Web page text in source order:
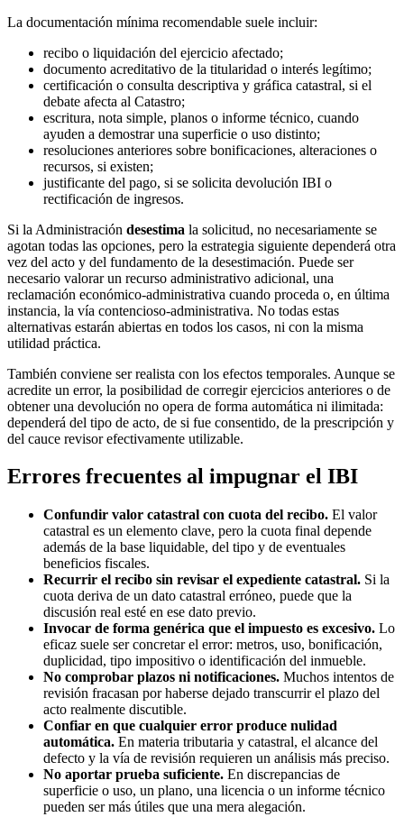
La documentación mínima recomendable suele incluir:
recibo o liquidación del ejercicio afectado;
documento acreditativo de la titularidad o interés legítimo;
certificación o consulta descriptiva y gráfica catastral, si el
debate afecta al Catastro;
escritura, nota simple, planos o informe técnico, cuando
ayuden a demostrar una superficie o uso distinto;
resoluciones anteriores sobre bonificaciones, alteraciones o
recursos, si existen;
justificante del pago, si se solicita devolución IBI o
rectificación de ingresos.
Si la Administración desestima la solicitud, no necesariamente se
agotan todas las opciones, pero la estrategia siguiente dependerá otra
vez del acto y del fundamento de la desestimación. Puede ser
necesario valorar un recurso administrativo adicional, una
reclamación económico-administrativa cuando proceda o, en última
instancia, la vía contencioso-administrativa. No todas estas
alternativas estarán abiertas en todos los casos, ni con la misma
utilidad práctica.
También conviene ser realista con los efectos temporales. Aunque se
acredite un error, la posibilidad de corregir ejercicios anteriores o de
obtener una devolución no opera de forma automática ni ilimitada:
dependerá del tipo de acto, de si fue consentido, de la prescripción y
del cauce revisor efectivamente utilizable.
Errores frecuentes al impugnar el IBI
Confundir valor catastral con cuota del recibo. El valor
catastral es un elemento clave, pero la cuota final depende
además de la base liquidable, del tipo y de eventuales
beneficios fiscales.
Recurrir el recibo sin revisar el expediente catastral. Si la
cuota deriva de un dato catastral erróneo, puede que la
discusión real esté en ese dato previo.
Invocar de forma genérica que el impuesto es excesivo. Lo
eficaz suele ser concretar el error: metros, uso, bonificación,
duplicidad, tipo impositivo o identificación del inmueble.
No comprobar plazos ni notificaciones. Muchos intentos de
revisión fracasan por haberse dejado transcurrir el plazo del
acto realmente discutible.
Confiar en que cualquier error produce nulidad
automática. En materia tributaria y catastral, el alcance del
defecto y la vía de revisión requieren un análisis más preciso.
No aportar prueba suficiente. En discrepancias de
superficie o uso, un plano, una licencia o un informe técnico
pueden ser más útiles que una mera alegación.